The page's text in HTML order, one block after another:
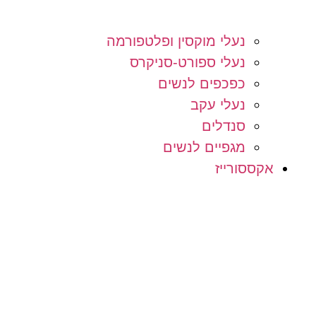
נעלי מוקסין ופלטפורמה
נעלי ספורט-סניקרס
כפכפים לנשים
נעלי עקב
סנדלים
מגפיים לנשים
אקססורייז